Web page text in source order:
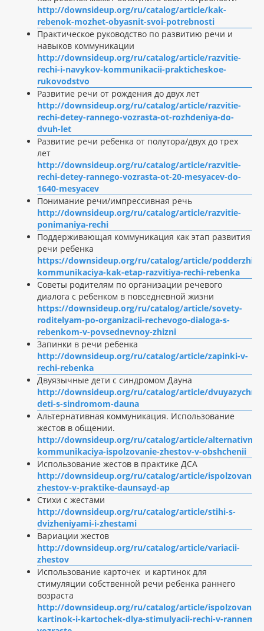
http://downsideup.org/ru/catalog/article/kak-
rebenok-mozhet-obyasnit-svoi-potrebnosti
Практическое руководство по развитию речи и
навыков коммуникации
http://downsideup.org/ru/catalog/article/razvitie-
rechi-i-navykov-kommunikacii-prakticheskoe-
rukovodstvo
Развитие речи от рождения до двух лет
http://downsideup.org/ru/catalog/article/razvitie-
rechi-detey-rannego-vozrasta-ot-rozhdeniya-do-
dvuh-let
Развитие речи ребенка от полутора/двух до трех
лет
http://downsideup.org/ru/catalog/article/razvitie-
rechi-detey-rannego-vozrasta-ot-20-mesyacev-do-
1640-mesyacev
Понимание речи/импрессивная речь
http://downsideup.org/ru/catalog/article/razvitie-
ponimaniya-rechi
Поддерживающая коммуникация как этап развития
речи ребенка
https://downsideup.org/ru/catalog/article/
kommunikaciya-kak-etap-razvitiya-rechi-rebenka
Советы родителям по организации речевого
диалога с ребенком в повседневной жизни
https://downsideup.org/ru/catalog/article/sovety-
roditelyam-po-organizacii-rechevogo-dialoga-s-
rebenkom-v-povsednevnoy-zhizni
Запинки в речи ребенка
http://downsideup.org/ru/catalog/article/zapinki-v-
rechi-rebenka
Двуязычные дети с синдромом Дауна
http://downsideup.org/ru/catalog/article/
deti-s-sindromom-dauna
Альтернативная коммуникация. Использование
жестов в общении.
http://downsideup.org/ru/catalog/article/
kommunikaciya-ispolzovanie-zhestov-v-obshchenii
Использование жестов в практике ДСА
http://downsideup.org/ru/catalog/article/ispolzovanie-
zhestov-v-praktike-daunsayd-ap
Стихи с жестами
http://downsideup.org/ru/catalog/article/stihi-s-
dvizheniyami-i-zhestami
Вариации жестов
http://downsideup.org/ru/catalog/article/variacii-
zhestov
Использование карточек и картинок для
стимуляции собственной речи ребенка раннего
возраста
http://downsideup.org/ru/catalog/article/ispolzovanie-
kartinok-i-kartochek-dlya-stimulyacii-rechi-v-rannem-